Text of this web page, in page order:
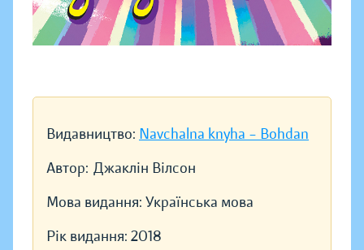
Видавництво: Navchalna knyha – Bohdan
Автор: Джаклін Вілсон
Мова видання: Українська мова
Рік видання: 2018